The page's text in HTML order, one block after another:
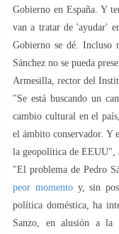
Gobierno en España. Y
van a tratar de 'ayudar'
Gobierno se dé. Incluso
Sánchez no se pueda
Armesilla, rector del
"Se está buscando un
cambio cultural en el
el ámbito conservador. Y
la geopolítica de EEUU",
"El problema de Pedro
peor momentoy, sin
política doméstica, ha
Sanzo, en alusión a la